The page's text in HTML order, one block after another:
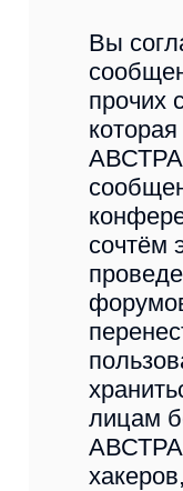
Вы
прочих
сочтём
лицам